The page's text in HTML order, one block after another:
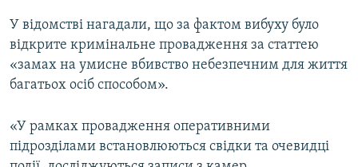
У відомстві нагадали, що за фактом вибуху було
відкрите кримінальне провадження за статтею
«замах на умисне вбивство небезпечним для життя
багатьох осіб способом».
«У рамках провадження оперативними
підрозділами встановлюються свідки та очевидці